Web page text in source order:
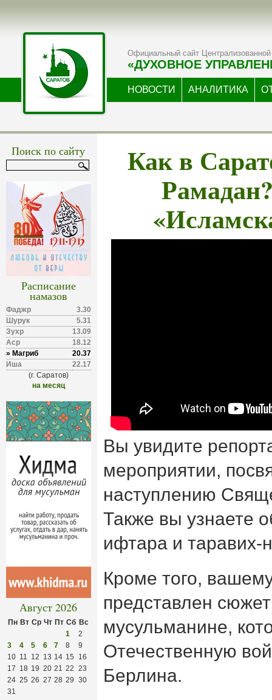
Официальный сайт Централизованной
«ДУХОВНОЕ
НОВОСТИ АНАЛИТИКА
Поиск по сайту
Расписание
намазов
Фаджр
3.30
Шурук
5.31
Зухр
13.09
Аср
18.12
» Магриб
20.37
Иша
22.17
(г. Саратов)
на месяц
Август 2026
Пн Вт Ср Чт Пт Сб Вс
1
2
3
4 5 6 7 8
9
10 11 12 13 14 15
16
17 18 19 20 21 22 23
24 25 26 27 28 29 30
31
Как в
Вы увидите
мероприятии,
наступлению
Также вы узнаете
ифтара и таравих-
Кроме того,
представлен
мусульманине,
Отечественную
Берлина.